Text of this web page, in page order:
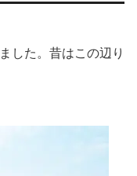
した。昔はこの辺り